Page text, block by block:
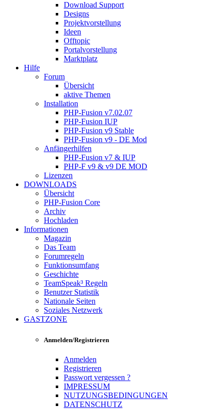
Download Support
Designs
Projektvorstellung
Ideen
Offtopic
Portalvorstellung
Marktplatz
Hilfe
Forum
Übersicht
aktive Themen
Installation
PHP-Fusion v7.02.07
PHP-Fusion IUP
PHP-Fusion v9 Stable
PHP-Fusion v9 - DE Mod
Anfängerhilfen
PHP-Fusion v7 & IUP
PHP-F v9 & v9 DE MOD
Lizenzen
DOWNLOADS
Übersicht
PHP-Fusion Core
Archiv
Hochladen
Informationen
Magazin
Das Team
Forumregeln
Funktionsumfang
Geschichte
TeamSpeak³ Regeln
Benutzer Statistik
Nationale Seiten
Soziales Netzwerk
GASTZONE
Anmelden/Registrieren
Anmelden
Registrieren
Passwort vergessen ?
IMPRESSUM
NUTZUNGSBEDINGUNGEN
DATENSCHUTZ